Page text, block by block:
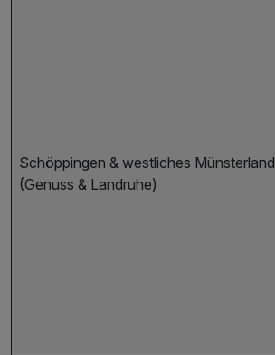
Schöppingen & westliches Münsterland
(Genuss & Landruhe)